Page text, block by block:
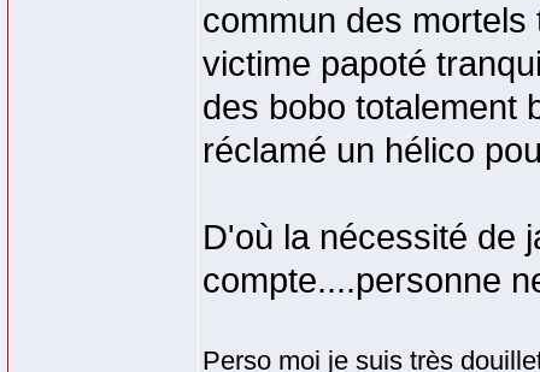
commun des
victime papoté
des bobo totalement
réclamé un hélico
D'où la nécessité de
compte....personne
Perso moi je suis très